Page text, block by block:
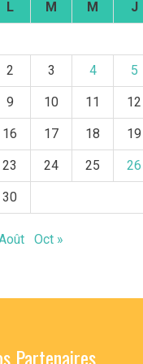
L M M J
2 3 4 5
9 10 11 12
16 17 18 19
23 24 25 26
30
Oct »
Partenaires